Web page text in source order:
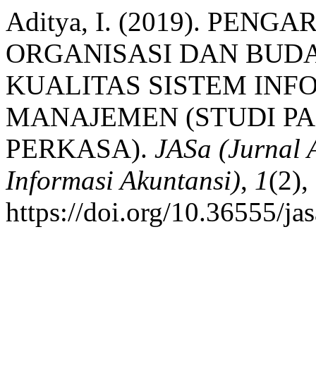
Aditya, I. (2019).
ORGANISASI DAN
KUALITAS SISTEM
MANAJEMEN (STUDI
PERKASA). JASa (Jurnal
Informasi Akuntansi), 1(2),
https://doi.org/10.36555/